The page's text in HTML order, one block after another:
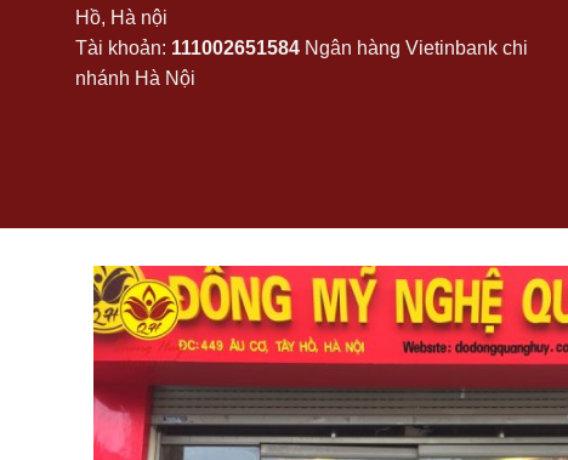
Hồ, Hà nội
Tài khoản: 111002651584 Ngân hàng Vietinbank chi
nhánh Hà Nội